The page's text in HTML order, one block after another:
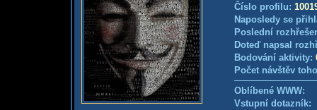
Číslo profilu:
Naposledy se
Poslední
Doteď napsal
Bodování aktivity:
Počet návštěv
Oblíbené WWW:
Vstupní